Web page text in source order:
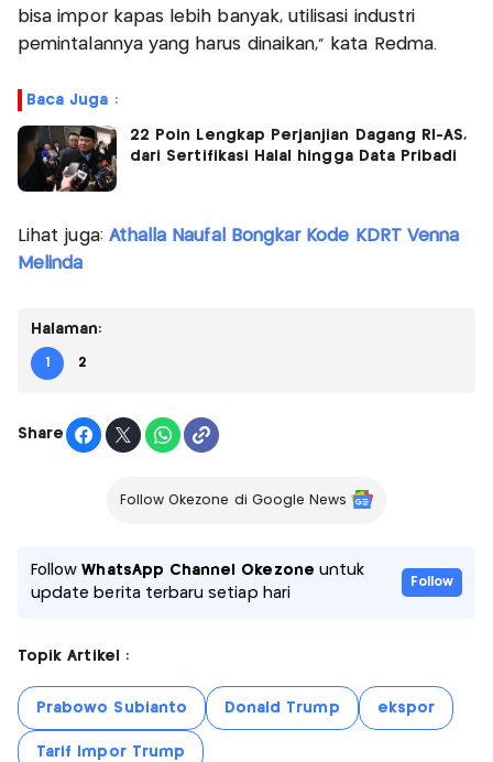
bisa impor kapas lebih banyak, utilisasi industri
pemintalannya yang harus dinaikan," kata Redma.
Baca Juga :
22 Poin Lengkap Perjanjian Dagang RI-AS,
dari Sertifikasi Halal hingga Data Pribadi
Lihat juga: Athalla Naufal Bongkar Kode KDRT Venna
Melinda
Halaman:
1 2
Share
Follow Okezone di Google News
FollowWhatsApp Channel Okezone untuk
update berita terbaru setiap hari
Follow
Topik Artikel :
Prabowo Subianto Donald Trump ekspor
Tarif Impor Trump